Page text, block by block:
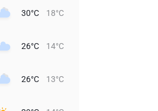
30°C 18°C
26°C 14°C
26°C 13°C